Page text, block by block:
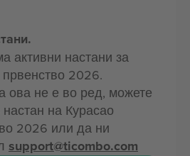
активни настани за
2026.
ова не е во ред, можете
на Курасао
2026 или да ни
support@ticombo.com